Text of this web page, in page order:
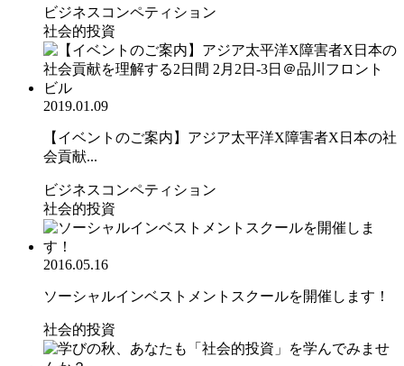
ビジネスコンペティション
社会的投資
2019.01.09
【イベントのご案内】アジア太平洋X障害者X日本の社
会貢献...
ビジネスコンペティション
社会的投資
2016.05.16
ソーシャルインベストメントスクールを開催します！
社会的投資